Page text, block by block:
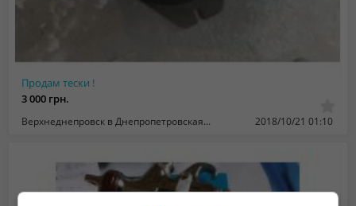
Продам тески !
3 000 грн.
Верхнеднепровск в Днепропетровская область (Украина) 2018/10/21 01:10